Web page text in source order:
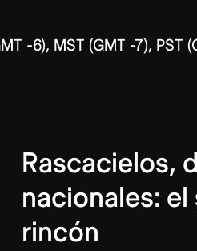
-6), MST (GMT -7), PST
Rascacielos,
nacionales:
rincón